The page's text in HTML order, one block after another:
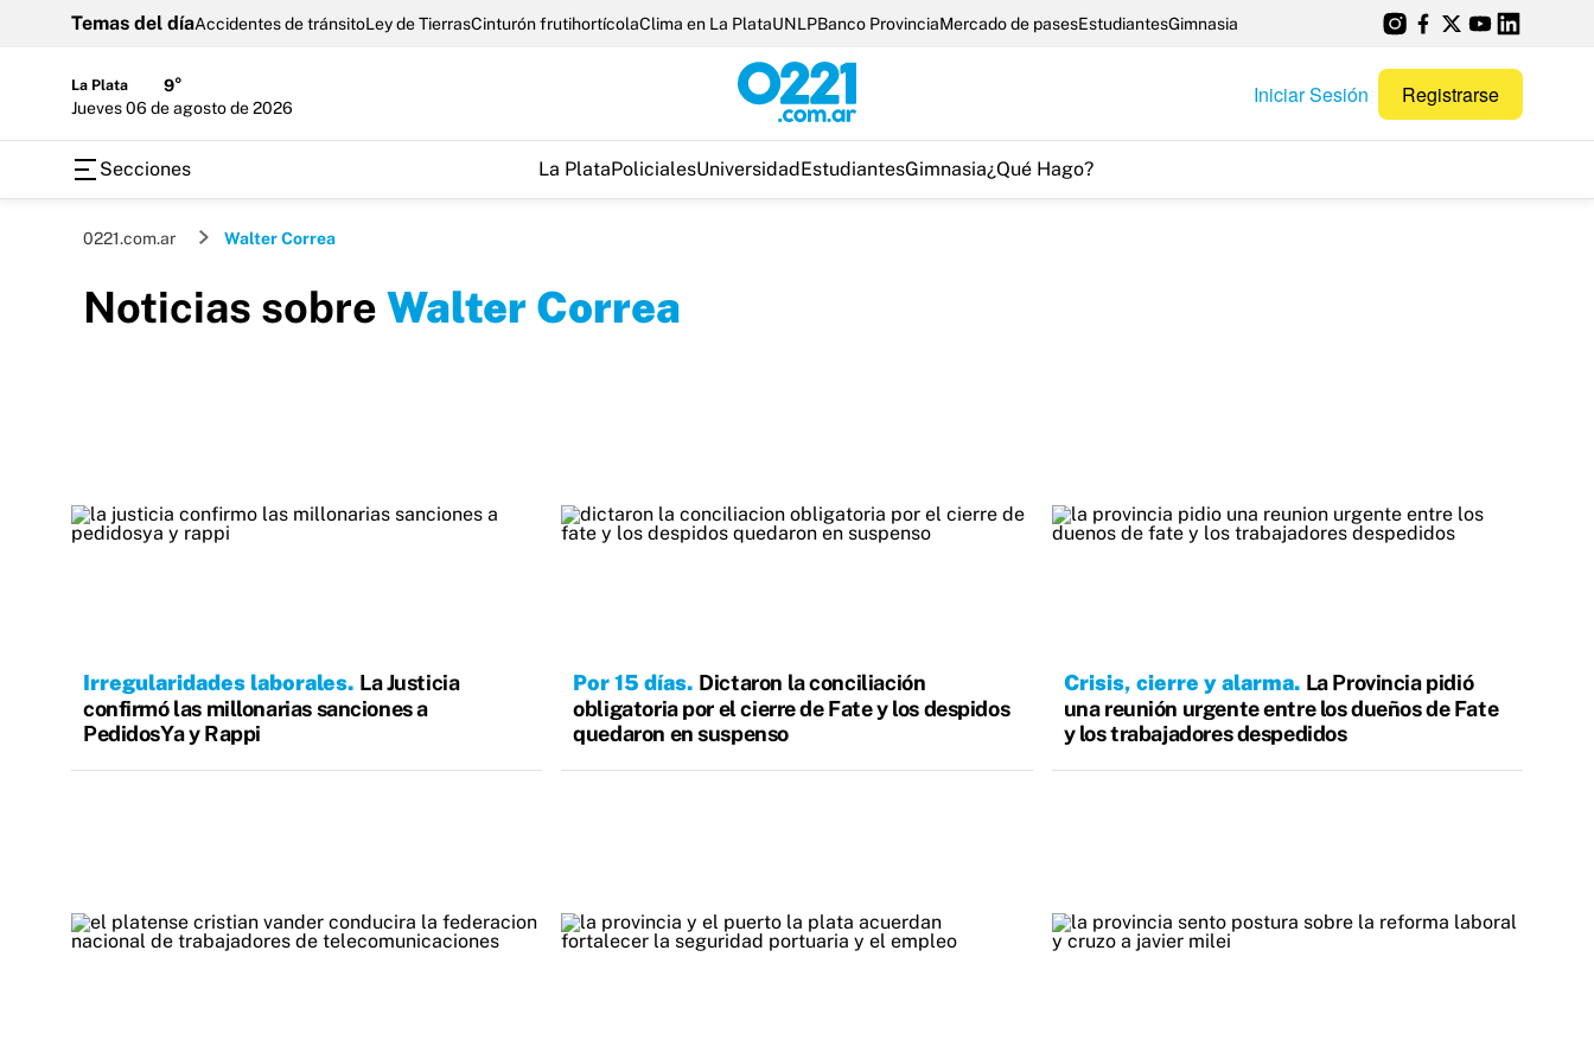
Temas del díaAccidentes de tránsitoLey de TierrasCinturón frutihortícolaClima en La PlataUNLPBanco ProvinciaMercado de pasesEstudiantesGimnasia
La Plata
9°
jueves 06 de agosto de 2026
Iniciar Sesión Registrarse
Secciones La PlataPolicialesUniversidadEstudiantesGimnasia¿Qué Hago?
0221.com.ar Walter Correa
Noticias sobre Walter Correa
Irregularidades laborales La Justicia
confirmó las millonarias sanciones a
PedidosYa y Rappi
Por 15 días Dictaron la conciliación
obligatoria por el cierre de Fate y los despidos
quedaron en suspenso
Crisis, cierre y alarma La Provincia pidió
una reunión urgente entre los dueños de Fate
y los trabajadores despedidos